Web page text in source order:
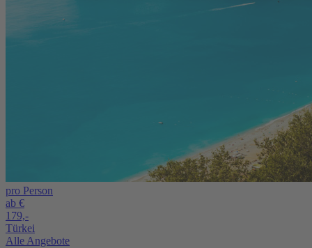
pro Person
ab €
179,-
Türkei
Alle Angebote